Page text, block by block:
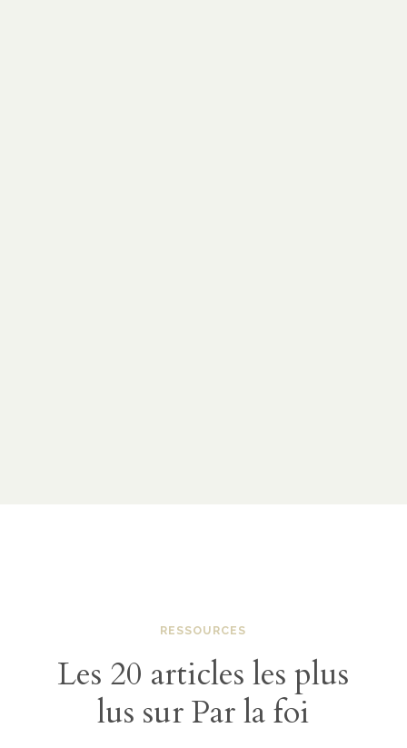
RESSOURCES
Les 20 articles les plus
lus sur Par la foi